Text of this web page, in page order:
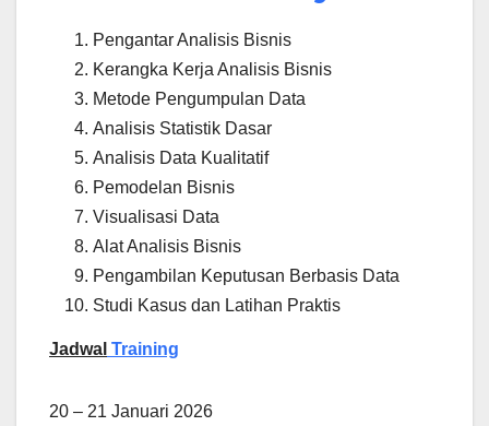
Pengantar Analisis Bisnis
Kerangka Kerja Analisis Bisnis
Metode Pengumpulan Data
Analisis Statistik Dasar
Analisis Data Kualitatif
Pemodelan Bisnis
Visualisasi Data
Alat Analisis Bisnis
Pengambilan Keputusan Berbasis Data
Studi Kasus dan Latihan Praktis
Jadwal Training
20 – 21 Januari 2026